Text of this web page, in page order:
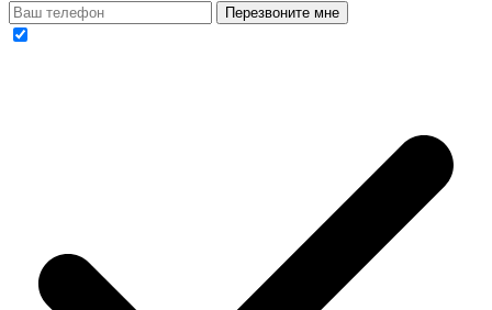
Перезвоните мне